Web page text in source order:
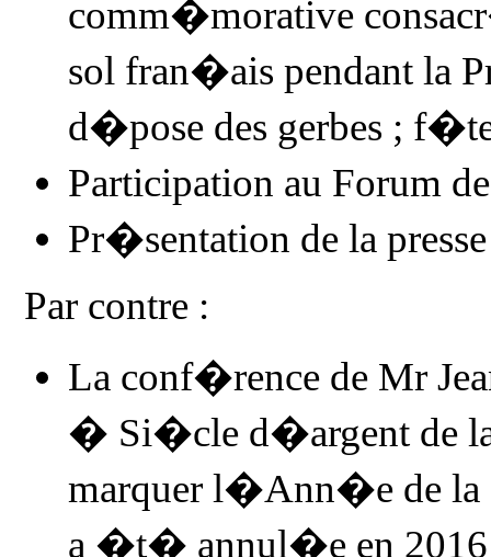
comm�morative
sol fran�ais pendantla
d�pose des gerbes ;
Participation au Forum
Pr�sentation de la
Par contre :
La conf�rence de Mr
� Si�cle d�argent de
marquer l�Ann�e de
a �t� annul�e en 2016